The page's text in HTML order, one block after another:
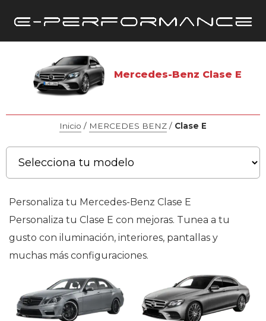
Mercedes-Benz Clase E
Inicio / MERCEDES BENZ / Clase E
Personaliza tu Mercedes-Benz Clase E
Personaliza tu Clase E con mejoras. Tunea a tu
gusto con iluminación, interiores, pantallas y
muchas más configuraciones.